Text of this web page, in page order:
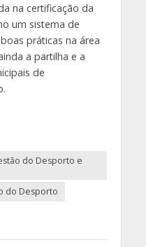
na certificação da
um sistema de
práticas na área
a partilha e a
de
do Desporto e
do Desporto